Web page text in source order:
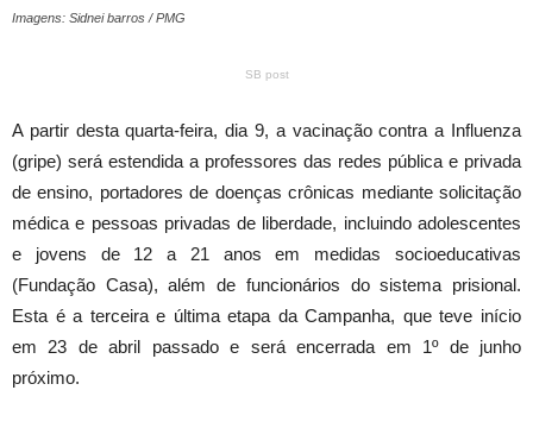
Imagens: Sidnei barros / PMG
SB post
A partir desta quarta-feira, dia 9, a vacinação contra a Influenza
(gripe) será estendida a professores das redes pública e privada
de ensino, portadores de doenças crônicas mediante solicitação
médica e pessoas privadas de liberdade, incluindo adolescentes
e jovens de 12 a 21 anos em medidas socioeducativas
(Fundação Casa), além de funcionários do sistema prisional.
Esta é a terceira e última etapa da Campanha, que teve início
em 23 de abril passado e será encerrada em 1º de junho
próximo.